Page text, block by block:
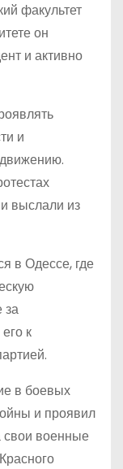
факультет
он
и активно
и
выслали из
в Одессе, где
за
к
в боевых
и проявил
свои военные